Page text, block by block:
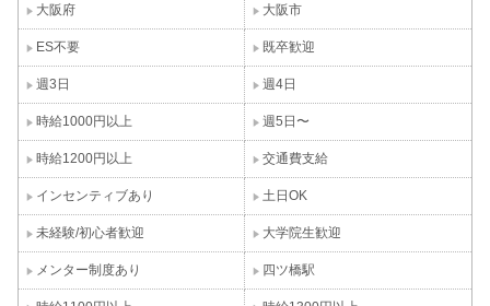
大阪府 大阪市
ES不要 既卒歓迎
週3日 週4日
時給1000円以上 週5日〜
時給1200円以上 交通費支給
インセンティブあり 土日OK
未経験/初心者歓迎 大学院生歓迎
メンター制度あり 四ツ橋駅